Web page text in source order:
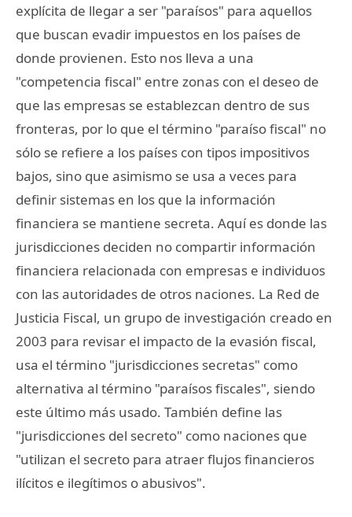
explícita de llegar a ser "paraísos" para aquellos
que buscan evadir impuestos en los países de
donde provienen. Esto nos lleva a una
"competencia fiscal" entre zonas con el deseo de
que las empresas se establezcan dentro de sus
fronteras, por lo que el término "paraíso fiscal" no
sólo se refiere a los países con tipos impositivos
bajos, sino que asimismo se usa a veces para
definir sistemas en los que la información
financiera se mantiene secreta. Aquí es donde las
jurisdicciones deciden no compartir información
financiera relacionada con empresas e individuos
con las autoridades de otros naciones. La Red de
Justicia Fiscal, un grupo de investigación creado en
2003 para revisar el impacto de la evasión fiscal,
usa el término "jurisdicciones secretas" como
alternativa al término "paraísos fiscales", siendo
este último más usado. También define las
"jurisdicciones del secreto" como naciones que
"utilizan el secreto para atraer flujos financieros
ilícitos e ilegítimos o abusivos".